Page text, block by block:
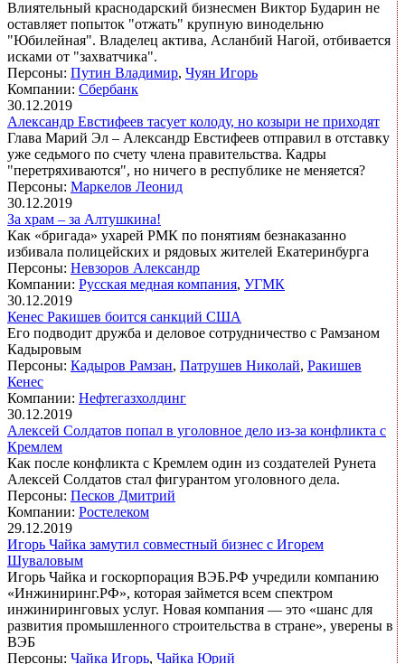
Влиятельный краснодарский бизнесмен Виктор Бударин не
оставляет попыток "отжать" крупную винодельню
"Юбилейная". Владелец актива, Асланбий Нагой, отбивается
исками от "захватчика".
Персоны: Путин Владимир, Чуян Игорь
Компании: Сбербанк
30.12.2019
Александр Евстифеев тасует колоду, но козыри не приходят
Глава Марий Эл – Александр Евстифеев отправил в отставку
уже седьмого по счету члена правительства. Кадры
"перетряхиваются", но ничего в республике не меняется?
Персоны: Маркелов Леонид
30.12.2019
За храм – за Алтушкина!
Как «бригада» ухарей РМК по понятиям безнаказанно
избивала полицейских и рядовых жителей Екатеринбурга
Персоны: Невзоров Александр
Компании: Русская медная компания, УГМК
30.12.2019
Кенес Ракишев боится санкций США
Его подводит дружба и деловое сотрудничество с Рамзаном
Кадыровым
Персоны: Кадыров Рамзан, Патрушев Николай, Ракишев
Кенес
Компании: Нефтегазхолдинг
30.12.2019
Алексей Солдатов попал в уголовное дело из-за конфликта с
Кремлем
Как после конфликта с Кремлем один из создателей Рунета
Алексей Солдатов стал фигурантом уголовного дела.
Персоны: Песков Дмитрий
Компании: Ростелеком
29.12.2019
Игорь Чайка замутил совместный бизнес с Игорем
Шуваловым
Игорь Чайка и госкорпорация ВЭБ.РФ учредили компанию
«Инжиниринг.РФ», которая займется всем спектром
инжиниринговых услуг. Новая компания — это «шанс для
развития промышленного строительства в стране», уверены в
ВЭБ
Персоны: Чайка Игорь, Чайка Юрий